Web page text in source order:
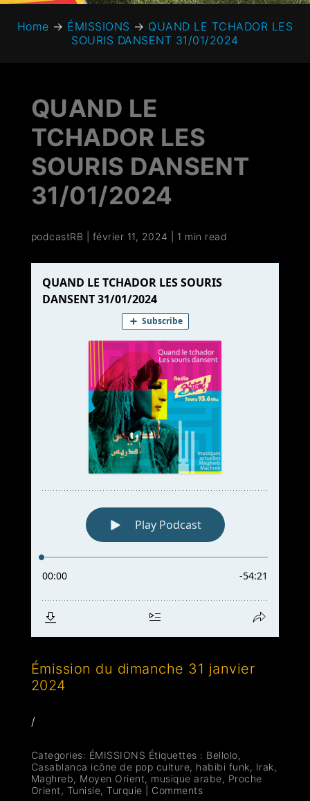
Home → ÉMISSIONS → QUAND LE TCHADOR LES
SOURIS DANSENT 31/01/2024
QUAND LE
TCHADOR LES
SOURIS DANSENT
31/01/2024
podcastRB février 11, 2024 1 min read
Émission du dimanche 31 janvier
2024
/
Categories: ÉMISSIONS Étiquettes : Bellolo,
Casablanca icône de pop culture, habibi funk, Irak,
Maghreb, Moyen Orient, musique arabe, Proche
Orient , Tunisie,Turquie Comments